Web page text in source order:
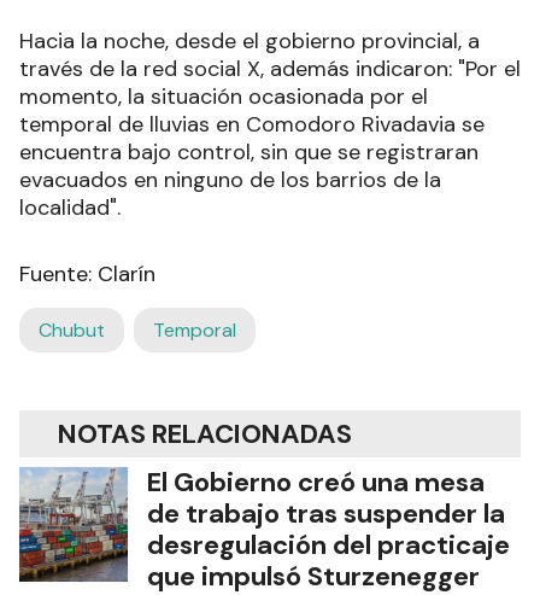
Hacia la noche, desde el gobierno provincial, a
través de la red social X, además indicaron: "Por el
momento, la situación ocasionada por el
temporal de lluvias en Comodoro Rivadavia se
encuentra bajo control, sin que se registraran
evacuados en ninguno de los barrios de la
localidad".
Fuente: Clarín
Chubut Temporal
NOTAS RELACIONADAS
El Gobierno creó una mesa
de trabajo tras suspender la
desregulación del practicaje
que impulsó Sturzenegger